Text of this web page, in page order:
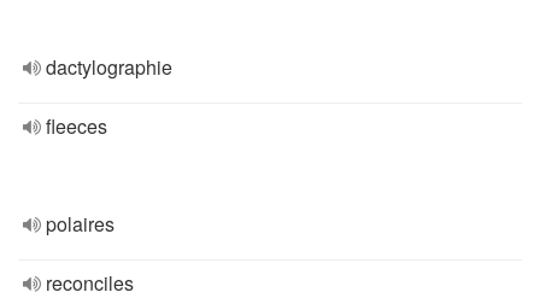
dactylographie
fleeces
polaires
reconciles